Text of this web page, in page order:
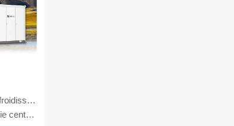
3,2 V/300 Ah | 6,84 MWh | Refroidissement liquide
Système de stockage d'énergie centralisé à grande échelle Solutions d'alimentation efficaces et fiables